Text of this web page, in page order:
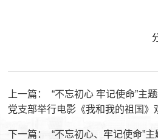
上一篇：
“不忘初心 牢记使命”主
党支部举行电影《我和我的祖国》
下一篇：
“不忘初心、牢记使命”